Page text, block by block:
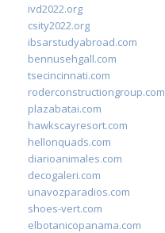
ivd2022.org
csity2022.org
ibsarstudyabroad.com
bennusehgall.com
tsecincinnati.com
roderconstructiongroup.com
plazabatai.com
hawkscayresort.com
hellonquads.com
diarioanimales.com
decogaleri.com
unavozparadios.com
shoes-vert.com
elbotanicopanama.com